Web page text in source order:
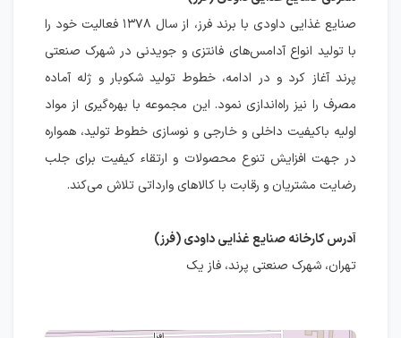
صنایع غذایی داودی با برند فرز، از سال ۱۳۷۸ فعالیت خود را
با تولید انواع آدامس‌های فانتزی و جویدنی در شهرک صنعتی
پرند آغاز کرد و در ادامه، خطوط تولید شکوبار و ژله آماده
مصرف را نیز راه‌اندازی نمود. این مجموعه با بهره‌گیری از مواد
اولیه باکیفیت داخلی و خارجی و نوسازی خطوط تولید، همواره
در جهت افزایش تنوع محصولات و ارتقاء کیفیت برای جلب
رضایت مشتریان و رقابت با کالاهای وارداتی تلاش می‌کند.
آدرس کارخانه صنایع غذایی داودی (فرز)
تهران، شهرک صنعتی پرند، فاز یک